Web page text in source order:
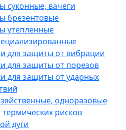
суконные, вачеги
брезентовые
утепленные
для защиты от вибрации
для защиты от порезов
для защиты от ударных
одноразовые
рисков
дуги